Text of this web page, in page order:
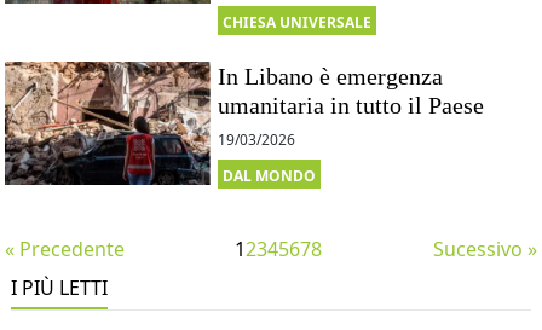
CHIESA UNIVERSALE
In Libano è emergenza
umanitaria in tutto il Paese
19/03/2026
DAL MONDO
« Precedente 12345678
Sucessivo »
I PIÙ LETTI